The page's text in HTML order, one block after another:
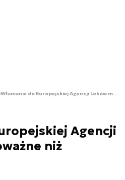
Włamanie do Europejskiej Agencji Leków mniej poważne niż zakładano
Agencji
niż